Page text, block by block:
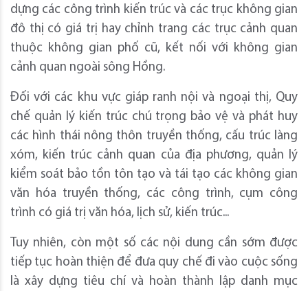
dựng các công trình kiến trúc và các trục không gian
đô thị có giá trị hay chỉnh trang các trục cảnh quan
thuộc không gian phố cũ, kết nối với không gian
cảnh quan ngoài sông Hồng.
Đối với các khu vực giáp ranh nội và ngoại thị, Quy
chế quản lý kiến trúc chú trọng bảo vệ và phát huy
các hình thái nông thôn truyền thống, cấu trúc làng
xóm, kiến trúc cảnh quan của địa phương, quản lý
kiểm soát bảo tồn tôn tạo và tái tạo các không gian
văn hóa truyền thống, các công trình, cụm công
trình có giá trị văn hóa, lịch sử, kiến trúc...
Tuy nhiên, còn một số các nội dung cần sớm được
tiếp tục hoàn thiện để đưa quy chế đi vào cuộc sống
là xây dựng tiêu chí và hoàn thành lập danh mục